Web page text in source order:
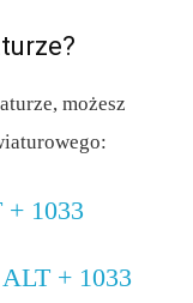
możesz
1033
+ 1033